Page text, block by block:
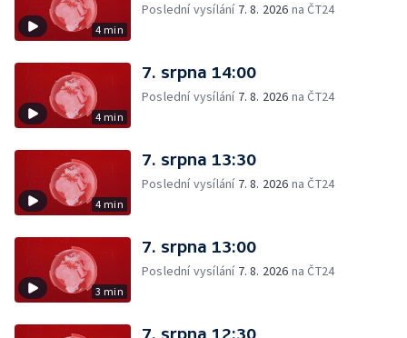
4 min
Poslední vysílání 7. 8. 2026 na ČT24
4 min
7. srpna 14:00
Poslední vysílání 7. 8. 2026 na ČT24
4 min
7. srpna 13:30
Poslední vysílání 7. 8. 2026 na ČT24
3 min
7. srpna 13:00
Poslední vysílání 7. 8. 2026 na ČT24
7. srpna 12:30